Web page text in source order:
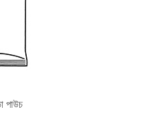
পাউচ